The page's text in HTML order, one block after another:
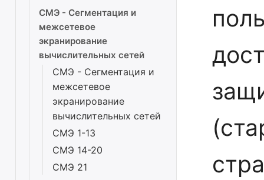
СМЭ - Сегментация и
межсетевое
экранирование
вычислительных сетей
СМЭ - Сегментация и
межсетевое
экранирование
вычислительных сетей
СМЭ 1-13
СМЭ 14-20
СМЭ 21